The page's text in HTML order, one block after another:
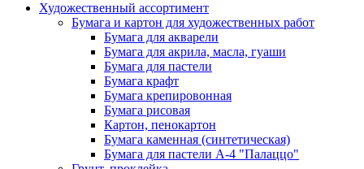
Художественный ассортимент
Бумага и картон для художественных работ
Бумага для акварели
Бумага для акрила, масла, гуаши
Бумага для пастели
Бумага крафт
Бумага крепировонная
Бумага рисовая
Картон, пенокартон
Бумага каменная (синтетическая)
Бумага для пастели А-4 "Палаццо"